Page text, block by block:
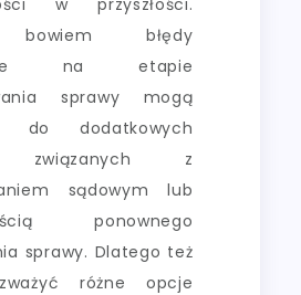
bowiem błędy
na etapie
sprawy mogą
do dodatkowych
związanych z
sądowym lub
ponownego
sprawy. Dlatego też
różne opcje